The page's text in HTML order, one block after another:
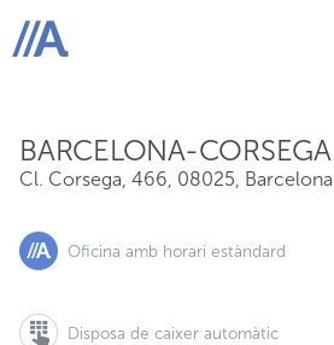
ABANCA
BARCELONA-CORSEGA
Cl. Corsega, 466, 08025, Barcelona
Oficina amb horari estàndard
Disposa de caixer automàtic
Cl. Corsega, 466, 08025, Barcelona